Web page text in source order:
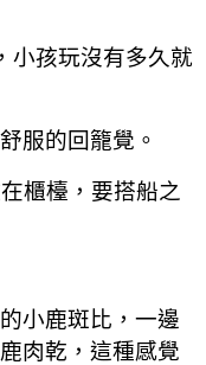
小孩玩沒有多久就
服的回籠覺。
櫃檯，要搭船之
小鹿斑比，一邊
肉乾，這種感覺